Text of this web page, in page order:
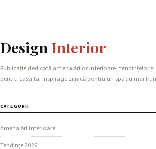
Design Interior
Publicație dedicată amenajărilor interioare, tendințelor
pentru casa ta. Inspirație zilnică pentru un spațiu mai
CATEGORII
Amenajări Interioare
Tendințe 2026